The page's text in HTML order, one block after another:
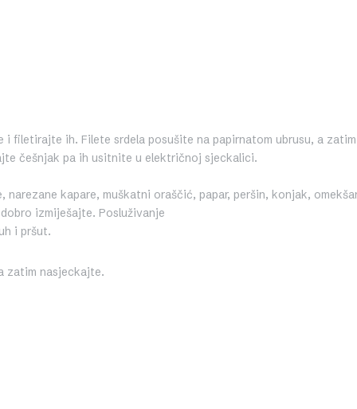
filetirajte ih. Filete srdela posušite na papirnatom ubrusu, a zatim
češnjak pa ih usitnite u električnoj sjeckalici.
narezane kapare, muškatni oraščić, papar, peršin, konjak,
izmiješajte. Posluživanje
i pršut.
zatim nasjeckajte.